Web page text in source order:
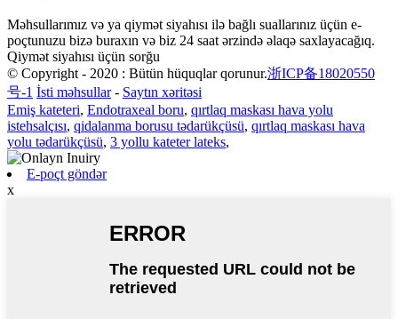
Məhsullarımız və ya qiymət siyahısı ilə bağlı suallarınız üçün e-
poçtunuzu bizə buraxın və biz 24 saat ərzində əlaqə saxlayacağıq.
Qiymət siyahısı üçün sorğu
© Copyright - 2020 : Bütün hüquqlar qorunur.浙ICP备18020550
号-1 İsti məhsullar- Saytın xəritəsi
Emiş kateteri, Endotraxeal boru, qırtlaq maskası hava yolu
istehsalçısı, qidalanma borusu tədarükçüsü, qırtlaq maskası hava
yolu tədarükçüsü, 3 yollu kateter lateks,
E-poçt göndər
x